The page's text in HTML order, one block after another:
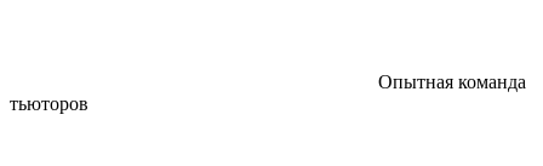
Опытная команда
тьюторов